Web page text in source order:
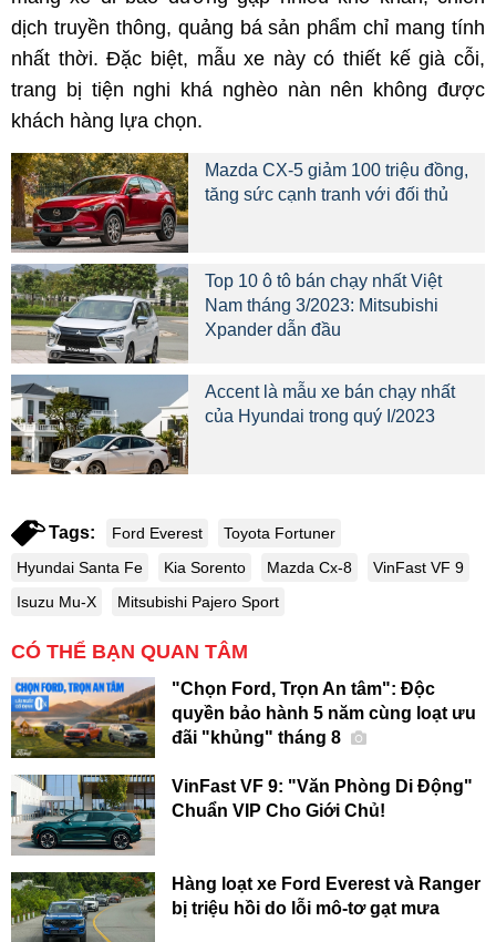
dịch truyền thông, quảng bá sản phẩm chỉ mang tính
nhất thời. Đặc biệt, mẫu xe này có thiết kế già cỗi,
trang bị tiện nghi khá nghèo nàn nên không được
khách hàng lựa chọn.
Mazda CX-5 giảm 100 triệu đồng,
tăng sức cạnh tranh với đối thủ
Top 10 ô tô bán chạy nhất Việt
Nam tháng 3/2023: Mitsubishi
Xpander dẫn đầu
Accent là mẫu xe bán chạy nhất
của Hyundai trong quý I/2023
Tags: Ford Everest
Toyota Fortuner
Hyundai Santa Fe
Kia Sorento Mazda Cx-8
VinFast VF 9
Isuzu Mu-X
Mitsubishi Pajero Sport
CÓ THỂ BẠN QUAN TÂM
"Chọn Ford, Trọn An tâm": Độc
quyền bảo hành 5 năm cùng loạt ưu
đãi "khủng" tháng 8
VinFast VF 9: "Văn Phòng Di Động"
Chuẩn VIP Cho Giới Chủ!
Hàng loạt xe Ford Everest và Ranger
bị triệu hồi do lỗi mô-tơ gạt mưa